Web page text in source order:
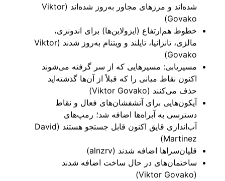
شده‌اند و مرزهای مجاور به‌روز شده‌اند (Viktor
Govako)
خطوط هم‌ارتفاع (ایزولاین‌ها) برای اندونزی،
مالزی، تانزانیا، تایلند و ویتنام به‌روز شدند (Viktor
Govako)
مسیریابی: مسیرهایی که از سر گرفته می‌شوند
اکنون نقاط میانی را که قبلاً از آن‌ها گذشته‌اید
حذف می‌کنند (Viktor Govako)
آیکون‌هایی برای آتشفشان‌های فعال و نقاط
دسترسی به آبراه‌ها اضافه شد؛ رمپ‌های
آب‌اندازی قایق اکنون قابل جستجو هستند (David
Martinez)
قلیان‌سراها اضافه شدند (alnzrv)
ساختمان‌های در حال ساخت اضافه شدند
(Viktor Govako)